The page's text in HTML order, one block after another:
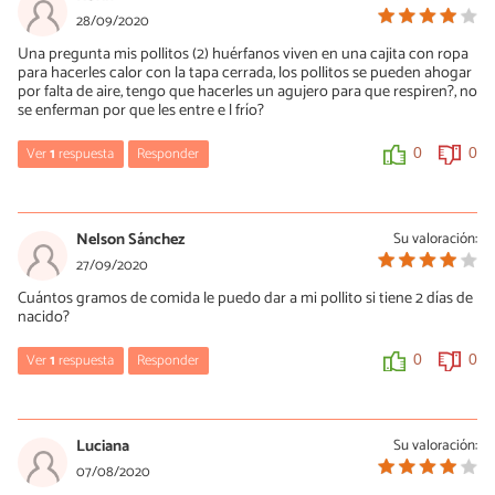
Hola, no, no es normal. Un saludo.
0 0
28/09/2020
Una pregunta mis pollitos (2) huérfanos viven en una cajita con ropa
para hacerles calor con la tapa cerrada, los pollitos se pueden ahogar
por falta de aire, tengo que hacerles un agujero para que respiren?, no
se enferman por que les entre e l frío?
Ver1respuesta Responder 0 0
28/09/2020
Hola, en el artículo tienes explicado cómo debe ser el alojamiento
para los pollitos. Un saludo.
Su valoración:
Nelson Sánchez
27/09/2020
Cuántos gramos de comida le puedo dar a mi pollito si tiene 2 días de
nacido?
Ver1respuesta Responder 0 0
27/09/2020
Hola, todos los que coma. Cuando no quiera más dejará de
comer. Un saludo.
Su valoración:
Luciana
07/08/2020